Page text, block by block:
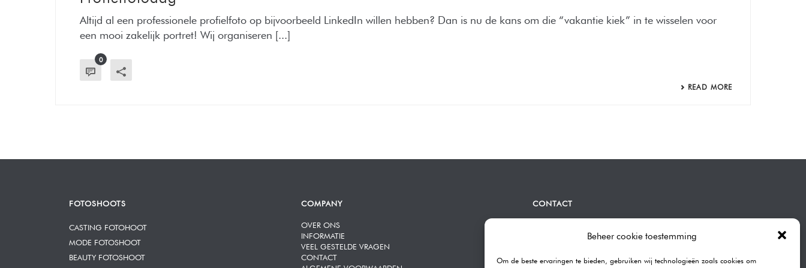
Beheer cookie toestemming
Om de beste ervaringen te bieden, gebruiken wij technologieën zoals cookies om
Altijd al een professionele profielfoto op bijvoorbeeld LinkedIn willen hebben? Dan is nu de kans om die “vakantie kiek” in te wisselen voor
een mooi zakelijk portret! Wij organiseren [...]
0
READ MORE
FOTOSHOOTS
CASTING FOTOHOOT
MODE FOTOSHOOT
BEAUTY FOTOSHOOT
COMPANY
OVER ONS
INFORMATIE
VEEL GESTELDE VRAGEN
CONTACT
ALGEMENE VOORWAARDEN
CONTACT
Katendrechtse Lagedijk 443A